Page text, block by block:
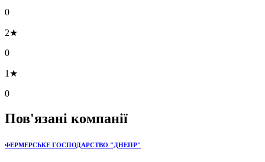
0
2★
0
1★
0
Пов'язані компанії
ФЕРМЕРСЬКЕ ГОСПОДАРСТВО "ДНЕПР"